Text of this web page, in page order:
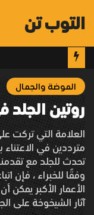
التوب تن
الموضة والجمال
روتين
العلامة التي تركت
مترددين في
تحدث للجلد مع
وفقًا للخبراء ، فإن
الأعمار الأكبر
آثار الشيخوخة على